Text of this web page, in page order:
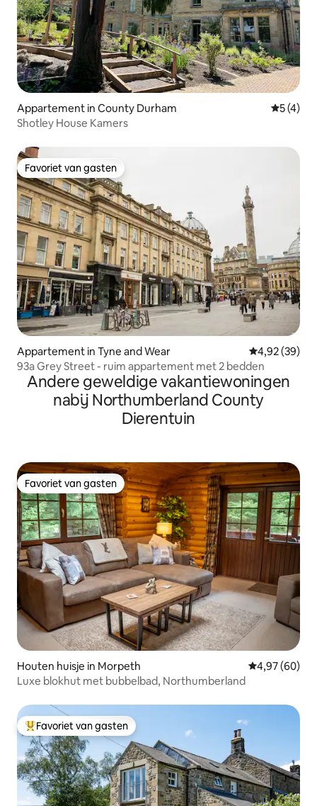
Appartement in County Durham
5 (4)
Shotley House Kamers
Favoriet van gasten
Favoriet van gasten
Appartement in Tyne and Wear Gemiddelde
4,92 (39)
93a Grey Street - ruim appartement met 2 bedden
Andere geweldige vakantiewoningen
nabij Northumberland County
Dierentuin
Favoriet van gasten
Favoriet van gasten
Houten huisje in Morpeth Gemiddelde
4,97 (60)
Luxe blokhut met bubbelbad, Northumberland
Topfavoriet van gasten
Favoriet van gasten